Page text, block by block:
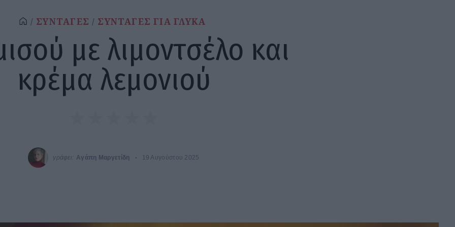
ΣΥΝΤΑΓΕΣ ΣΥΝΤΑΓΕΣ ΓΙΑ ΓΛΥΚΑ
με λιμοντσέλο και
κρέμα λεμονιού
γράφει: Αγάπη Μαργετίδη 19 Αυγούστου 2025